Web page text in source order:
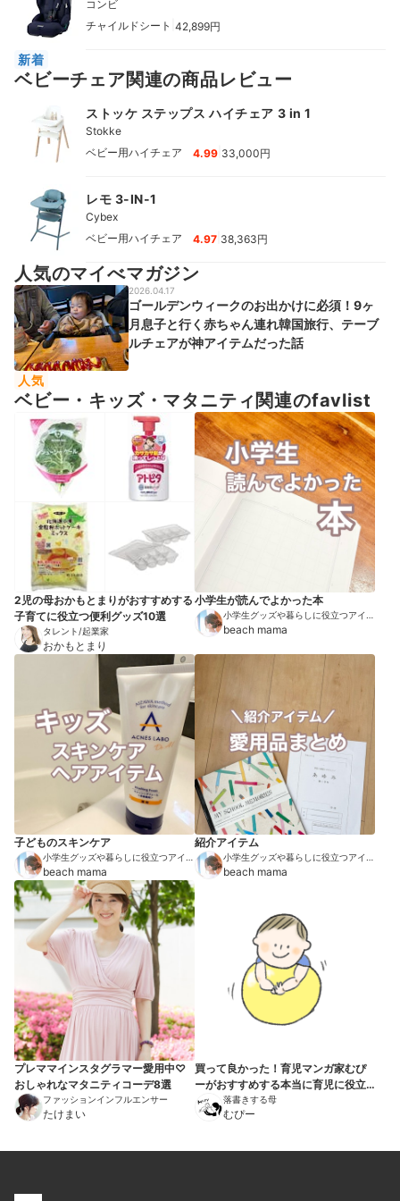
コンビ
チャイルドシート 42,899円
新着
ベビーチェア関連の商品レビュー
ストッケ ステップス ハイチェア 3 in 1
Stokke
ベビー用ハイチェア
4.99 33,000円
レモ 3-IN-1
Cybex
ベビー用ハイチェア
4.97 38,363円
人気のマイべマガジン
2026.04.17
ゴールデンウィークのお出かけに必須！9ヶ
月息子と行く赤ちゃん連れ韓国旅行、テーブ
ルチェアが神アイテムだった話
人気
ベビー・キッズ・マタニティ関連のfavlist
2児の母おかもとまりがおすすめする
子育てに役立つ便利グッズ10選
タレント/起業家
おかもとまり
小学生が読んでよかった本
小学生グッズや暮らしに役立つアイテ
ムを紹介
beach mama
子どものスキンケア
小学生グッズや暮らしに役立つアイテ
ムを紹介
beach mama
紹介アイテム
小学生グッズや暮らしに役立つアイテ
ムを紹介
beach mama
プレママインスタグラマー愛用中♡
おしゃれなマタニティコーデ8選
ファッションインフルエンサー
たけまい
買って良かった！育児マンガ家むぴ
ーがおすすめする本当に育児に役立
ったもの10選
落書きする母
むぴー